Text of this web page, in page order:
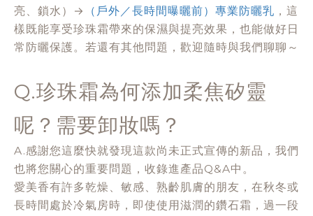
亮、鎖水）→
（戶外／長時間曝曬前）專業防曬乳 ，這
樣既能享受珍珠霜帶來的保濕與提亮效果，也能做好日
常防曬保護。若還有其他問題，歡迎隨時與我們聊聊～
Q.珍珠霜為何添加柔焦矽靈
呢？需要卸妝嗎？
A.感謝您這麼快就發現這款尚未正式宣傳的新品，我們
也將您關心的重要問題，收錄進產品Q&A中。
愛美香有許多乾燥、敏感、熟齡肌膚的朋友，在秋冬或
長時間處於冷氣房時，即使使用滋潤的鑽石霜，過一段